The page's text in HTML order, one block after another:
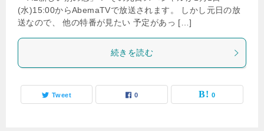
(水)15:00からAbemaTVで放送されます。 しかし元日の放
送なので、 他の特番が見たい 予定があっ […]
続きを読む
Tweet 0 0